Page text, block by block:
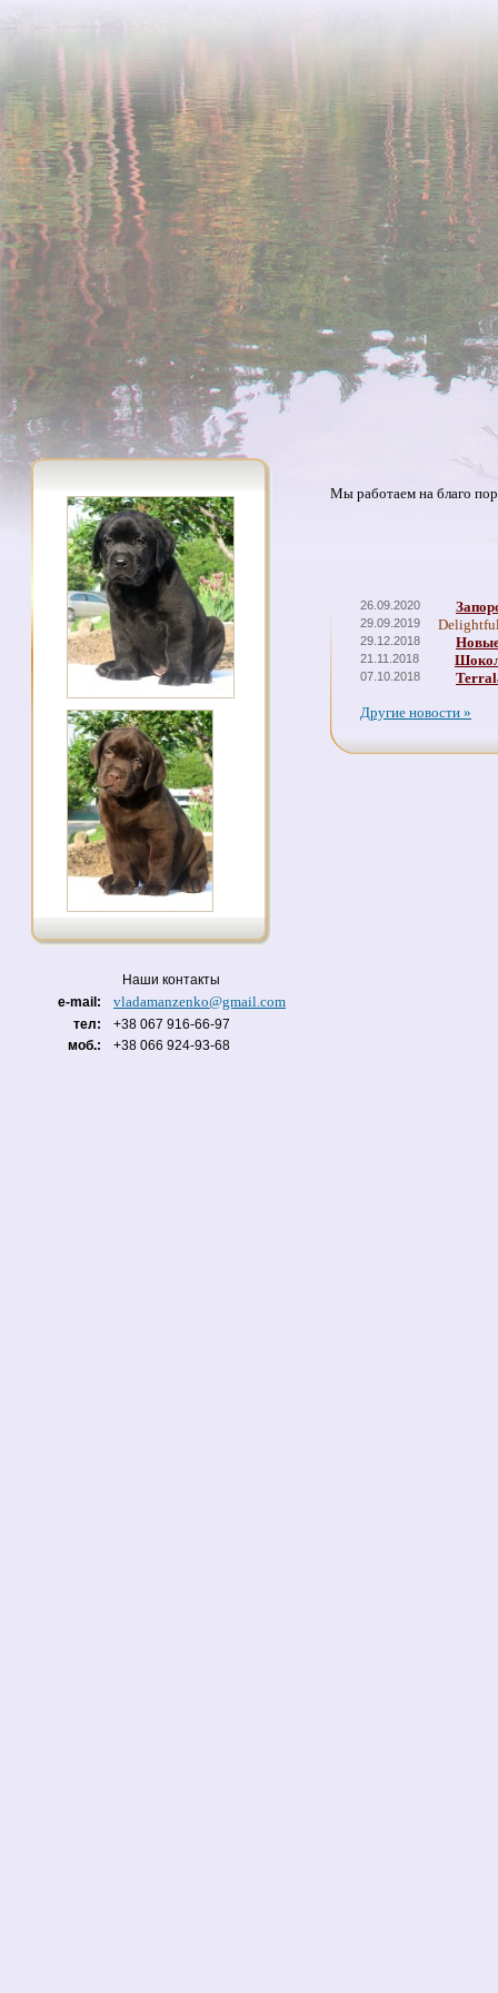
Наши контакты
e-mail:
vladamanzenko@gmail.com
тел:
+38 067 916-66-97
моб.:
+38 066 924-93-68
Мы работаем на благо
26.09.2020
29.09.2019
29.12.2018
21.11.2018
07.10.2018
Другие новости »